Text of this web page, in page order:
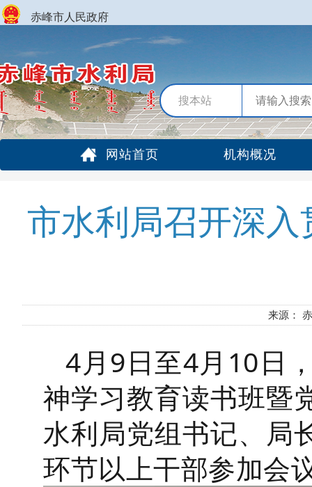
赤峰市人民政府
搜本站
网站首页 机构概况
市水利局召开深
来源：
4月9日至4月10日
神学习教育读书班暨
水利局党组书记、局
环节以上干部参加会